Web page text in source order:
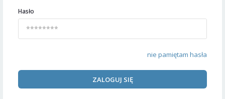
Hasło
nie pamiętam hasła
ZALOGUJ SIĘ